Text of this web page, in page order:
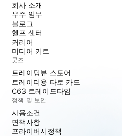
회사 소개
우주 임무
블로그
헬프 센터
커리어
미디어 키트
굿즈
트레이딩뷰 스토어
트레이더용 타로 카드
C63 트레이드타임
정책 및 보안
사용조건
면책사항
프라이버시정책